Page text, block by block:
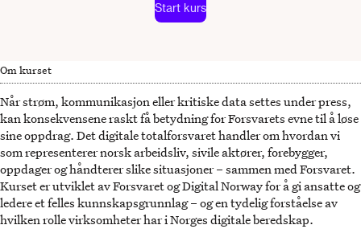
Start kurs
Om kurset
Når strøm, kommunikasjon eller kritiske data settes under press,
kan konsekvensene raskt få betydning for Forsvarets evne til å løse
sine oppdrag. Det digitale totalforsvaret handler om hvordan vi
som representerer norsk arbeidsliv, sivile aktører, forebygger,
oppdager og håndterer slike situasjoner – sammen med Forsvaret.
Kurset er utviklet av Forsvaret og Digital Norway for å gi ansatte og
ledere et felles kunnskapsgrunnlag – og en tydelig forståelse av
hvilken rolle virksomheter har i Norges digitale beredskap.